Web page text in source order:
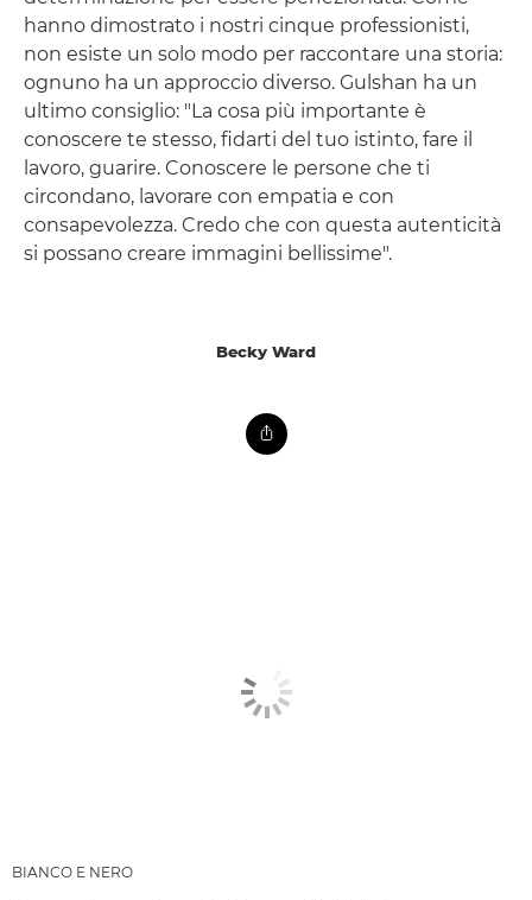
hanno dimostrato i nostri cinque professionisti,
non esiste un solo modo per raccontare una storia:
ognuno ha un approccio diverso. Gulshan ha un
ultimo consiglio: "La cosa più importante è
conoscere te stesso, fidarti del tuo istinto, fare il
lavoro, guarire. Conoscere le persone che ti
circondano, lavorare con empatia e con
consapevolezza. Credo che con questa autenticità
si possano creare immagini bellissime".
Becky Ward
BIANCO E NERO